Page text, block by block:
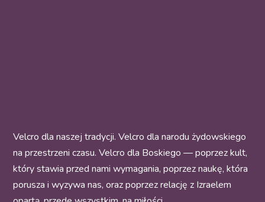
Velcro dla naszej tradycji. Velcro dla narodu żydowskiego
na przestrzeni czasu. Velcro dla Boskiego — poprzez kult,
który stawia przed nami wymagania, poprzez naukę, która
porusza i wyzywa nas, oraz poprzez relację z Izraelem